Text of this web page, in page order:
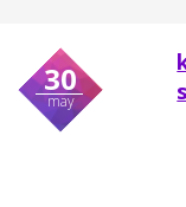
30
may